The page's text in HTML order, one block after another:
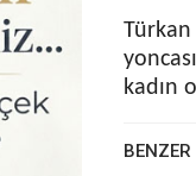
Türkan
kadın